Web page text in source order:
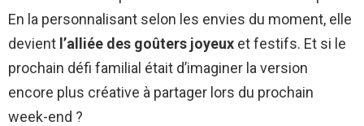
En la personnalisant selon les envies du moment, elle
devient l’alliée des goûters joyeux et festifs. Et si le
prochain défi familial était d’imaginer la version
encore plus créative à partager lors du prochain
week-end ?